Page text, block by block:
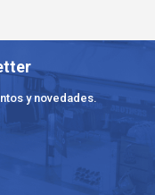
y novedades.